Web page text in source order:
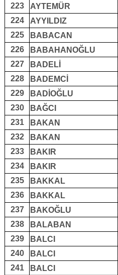
223
AYTEMÜR
224
AYYILDIZ
225
BABACAN
226
BABAHANOĞLU
227
BADELİ
228
BADEMCİ
229
BADİOĞLU
230
BAĞCI
231
BAKAN
232
BAKAN
233
BAKIR
234
BAKIR
235
BAKKAL
236
BAKKAL
237
BAKOĞLU
238
BALABAN
239
BALCI
240
BALCI
241
BALCI